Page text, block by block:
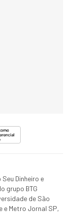
Dinheiro e
grupo BTG
de São
e Metro Jornal SP,